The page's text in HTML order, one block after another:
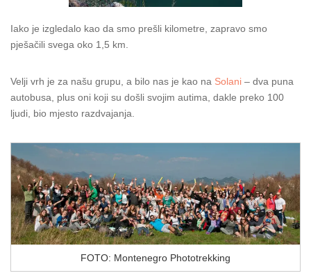
Iako je izgledalo kao da smo prešli kilometre, zapravo smo
pješačili svega oko 1,5 km.
Velji vrh je za našu grupu, a bilo nas je kao na Solani – dva puna
autobusa, plus oni koji su došli svojim autima, dakle preko 100
ljudi, bio mjesto razdvajanja.
FOTO: Montenegro Phototrekking